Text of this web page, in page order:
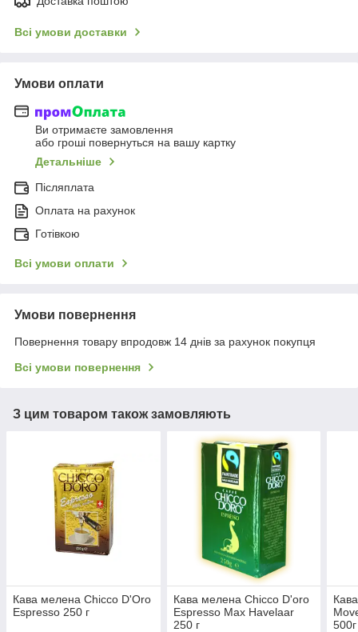
Всі умови доставки
Умови оплати
Ви отримаєте замовлення
або гроші повернуться на вашу картку
Детальніше
Післяплата
Оплата на рахунок
Готівкою
Всі умови оплати
Умови повернення
Повернення товару впродовж 14 днів за рахунок покупця
Всі умови повернення
З цим товаром також замовляють
Кава мелена Chicco D'Oro
Espresso 250 г
Кава мелена Chicco D'oro
Espresso Max Havelaar
250 г
500г